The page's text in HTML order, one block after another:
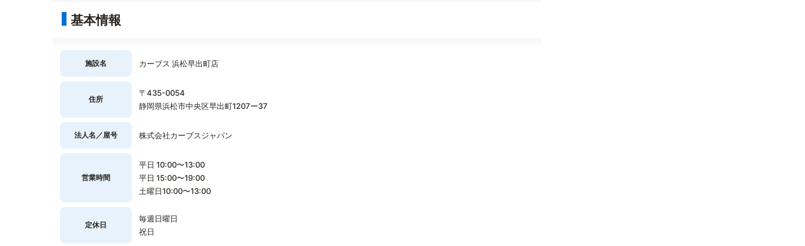
基本情報
施設名 カーブス 浜松早出町店
住所
〒435-0054
静岡県浜松市中央区早出町1207ー37
法人名／屋号 株式会社カーブスジャパン
営業時間
平日 10:00〜13:00
平日 15:00〜19:00
土曜日10:00〜13:00
定休日
毎週日曜日
祝日